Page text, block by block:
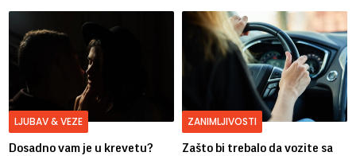
LJUBAV & VEZE
Dosadno vam je u krevetu?
ZANIMLJIVOSTI
Zašto bi trebalo da vozite sa